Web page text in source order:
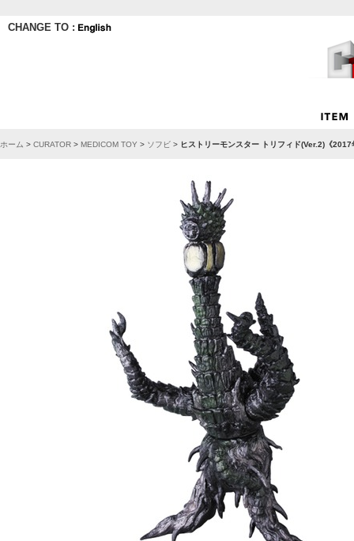
CHANGE TO :
ホーム > CURATOR > MEDICOM TOY > ソフビ > ヒストリーモンスター トリフィド(Ver.2)《